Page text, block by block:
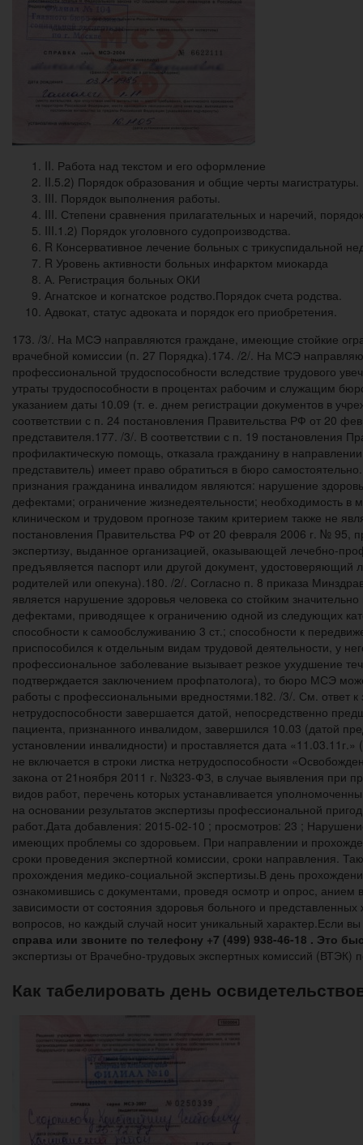
II. Работа над текстом и его оформление
II.5.2) Порядок образования и общие черты магистратуры.
III. Порядок выполнения работы.
III. Степени сравнения прилагательных и наречий,
III.1.2) Порядок уголовного судопроизводства.
R Консервативное лечение больных с трикуспидальной
R Уровень активности больных инфарктом миокарда
А. Регистрация больных ОКИ
Агнатское и когнатское родство.Порядок счета родства.
Адвокат, статус адвоката и порядок его приобретения.
173. /3/. На МСЭ направляются граждане, имеющие стойкие
врачебной комиссии (п. 27 Порядка).174. /2/. На МСЭ
профессиональной трудоспособности вследствие трудового
утраты трудоспособности в процентах рабочим и служащим
указанием даты 10.09 (т. е. днем регистрации документов в
соответствии с п. 24 постановления Правительства РФ от 20
представителя.177. /3/. В соответствии с п. 19 постановления
профилактическую помощь, отказала гражданину в
представитель) имеет право обратиться в бюро
признания гражданина инвалидом являются: нарушение
дефектами; ограничение жизнедеятельности; необходимость
клиническом и трудовом прогнозе таким критерием также не
постановления Правительства РФ от 20 февраля 2006 г. №
экспертизу, выданное организацией, оказывающей лечебно-
предъявляется паспорт или другой документ, удостоверяющий
родителей или опекуна).180. /2/. Согласно п. 8 приказа
является нарушение здоровья человека со стойким
дефектами, приводящее к ограничению одной из следующих
способности к самообслуживанию 3 ст.; способности к
приспособился к отдельным видам трудовой деятельности, у
профессиональное заболевание вызывает резкое ухудшение
подтверждается заключением профпатолога), то бюро МСЭ
работы с профессиональными вредностями.182. /3/. См. ответ
нетрудоспособности завершается датой, непосредственно
пациента, признанного инвалидом, завершился 10.03 (датой
установлении инвалидности) и проставляется дата
не включается в строки листка нетрудоспособности
закона от 21ноября 2011 г. №323-ФЗ, в случае выявления при
видов работ, перечень которых устанавливается
на основании результатов экспертизы профессиональной
работ.Дата добавления: 2015-02-10 ; просмотров: 23 ;
имеющих проблемы со здоровьем. При направлении и
сроки проведения экспертной комиссии, сроки направления.
прохождения медико-социальной экспертизы.В день
ознакомившись с документами, проведя осмотр и опрос, анием
зависимости от состояния здоровья больного и
вопросов, но каждый случай носит уникальный характер.Если вы
справа или звоните по телефону +7 (499) 938-46-18 . Это
экспертизы от Врачебно-трудовых экспертных комиссий
Как табелировать день